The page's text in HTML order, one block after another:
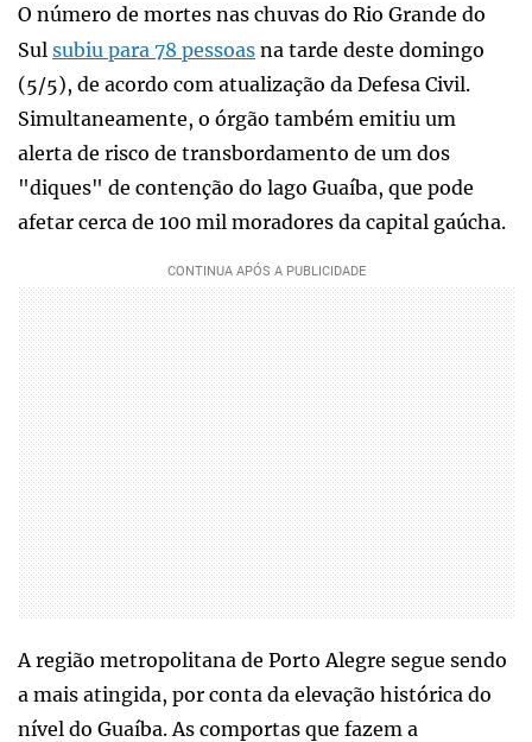
O número de mortes nas chuvas do Rio Grande do
Sul subiu para 78 pessoas na tarde deste domingo
(5/5), de acordo com atualização da Defesa Civil.
Simultaneamente, o órgão também emitiu um
alerta de risco de transbordamento de um dos
"diques" de contenção do lago Guaíba, que pode
afetar cerca de 100 mil moradores da capital gaúcha.
A região metropolitana de Porto Alegre segue sendo
a mais atingida, por conta da elevação histórica do
nível do Guaíba. As comportas que fazem a